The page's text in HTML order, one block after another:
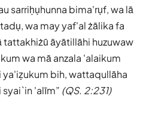
sarriḥụhunna bima'rụf, wa lā
wa may yaf'al żālika fa
tattakhiżū āyātillāhi huzuwaw
wa mā anzala 'alaikum
bih, wattaqullāha
syai`in 'alīm (QS. 2:231)